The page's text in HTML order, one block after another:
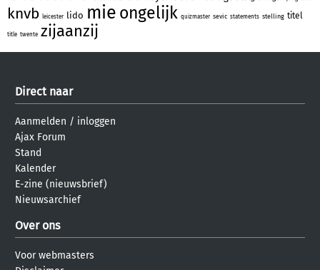
knvb leicester lido mie ongelijk quizmaster sevic statements stelling titel
title twente zijaanzij
Direct naar
Aanmelden / inloggen
Ajax Forum
Stand
Kalender
E-zine (nieuwsbrief)
Nieuwsarchief
Over ons
Voor webmasters